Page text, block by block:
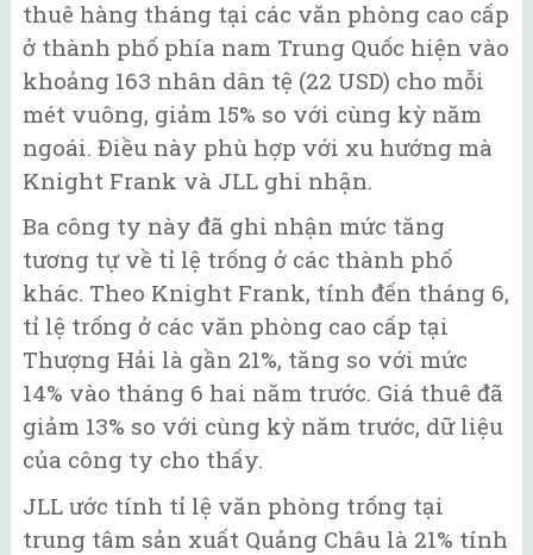
thuê hàng tháng tại các văn phòng cao cấp
ở thành phố phía nam Trung Quốc hiện vào
khoảng 163 nhân dân tệ (22 USD) cho mỗi
mét vuông, giảm 15% so với cùng kỳ năm
ngoái. Điều này phù hợp với xu hướng mà
Knight Frank và JLL ghi nhận.
Ba công ty này đã ghi nhận mức tăng
tương tự về tỉ lệ trống ở các thành phố
khác. Theo Knight Frank, tính đến tháng 6,
tỉ lệ trống ở các văn phòng cao cấp tại
Thượng Hải là gần 21%, tăng so với mức
14% vào tháng 6 hai năm trước. Giá thuê đã
giảm 13% so với cùng kỳ năm trước, dữ liệu
của công ty cho thấy.
JLL ước tính tỉ lệ văn phòng trống tại
trung tâm sản xuất Quảng Châu là 21% tính